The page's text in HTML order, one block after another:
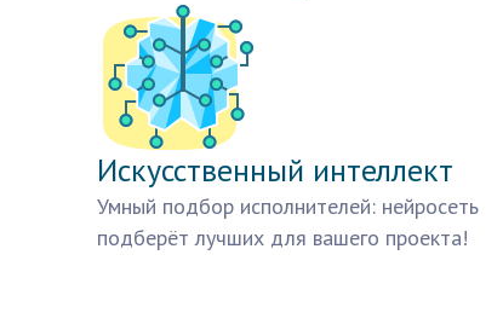
Искусственный интеллект
Умный подбор исполнителей: нейросеть
подберёт лучших для вашего проекта!